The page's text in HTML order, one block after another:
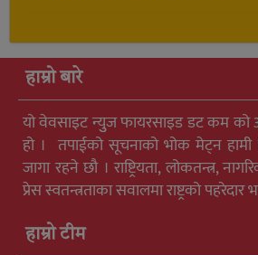
हाम्रो बारे
यो वेवसाइट न्युुज फायरसाइड डट कम को
हो । तपाईको सूचनाको भोक मेट्न हामी
जागा रहने छौ । राष्ट्रियता, लोकतन्त्र,
प्रेस स्वतन्त्रताका सवालमा राष्ट्रको
हाम्रो टीम